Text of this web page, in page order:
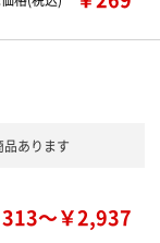
品あります
313～￥2,937